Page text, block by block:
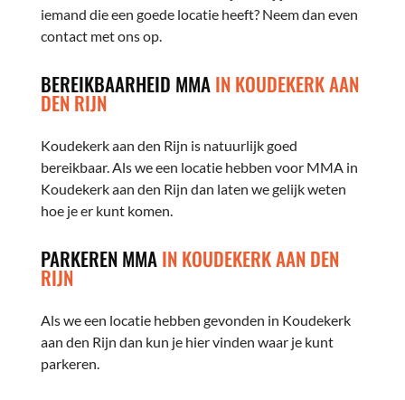
iemand die een goede locatie heeft? Neem dan even
contact met ons op.
BEREIKBAARHEID MMAIN KOUDEKERK AAN
DEN RIJN
Koudekerk aan den Rijn is natuurlijk goed
bereikbaar. Als we een locatie hebben voor MMA in
Koudekerk aan den Rijn dan laten we gelijk weten
hoe je er kunt komen.
PARKEREN MMAIN KOUDEKERK AAN DEN
RIJN
Als we een locatie hebben gevonden in Koudekerk
aan den Rijn dan kun je hier vinden waar je kunt
parkeren.